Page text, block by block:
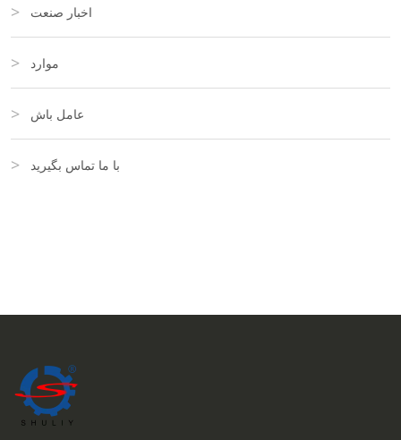
اخبار صنعت
موارد
عامل باش
با ما تماس بگیرید